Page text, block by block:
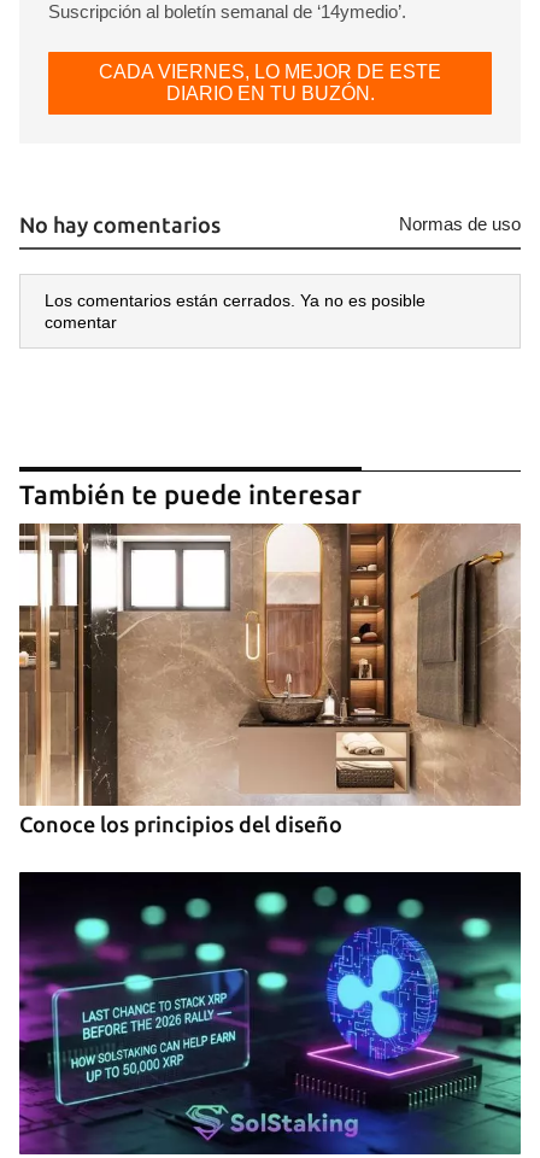
Suscripción al boletín semanal de ‘14ymedio’.
CADA VIERNES, LO MEJOR DE ESTE
DIARIO EN TU BUZÓN.
No hay comentarios Normas de uso
Los comentarios están cerrados. Ya no es posible
comentar
También te puede interesar
Conoce los principios del diseño